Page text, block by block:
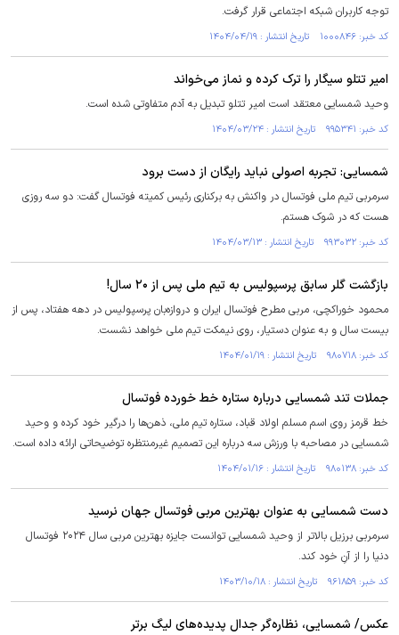
توجه کاربران شبکه اجتماعی قرار گرفت.
کد خبر: ۱۰۰۰۸۴۶ تاریخ انتشار : ۱۴۰۴/۰۴/۱۹
امیر تتلو سیگار را ترک کرده و نماز می‌خواند
وحید شمسایی معتقد است امیر تتلو تبدیل به آدم متفاوتی شده است.
کد خبر: ۹۹۵۳۴۱ تاریخ انتشار : ۱۴۰۴/۰۳/۲۴
شمسایی: تجربه اصولی نباید رایگان از دست برود
سرمربی تیم ملی فوتسال در واکنش به برکناری رئیس کمیته فوتسال گفت: دو سه روزی
هست که در شوک هستم.
کد خبر: ۹۹۳۰۳۲ تاریخ انتشار : ۱۴۰۴/۰۳/۱۳
بازگشت گلر سابق پرسپولیس به تیم ملی پس از ۲۰ سال!
محمود خوراکچی، مربی مطرح فوتسال ایران و دروازه‌بان پرسپولیس در دهه هفتاد، پس از
بیست سال و به عنوان دستیار، روی نیمکت تیم ملی خواهد نشست.
کد خبر: ۹۸۰۷۱۸ تاریخ انتشار : ۱۴۰۴/۰۱/۱۹
جملات تند شمسایی درباره ستاره خط خورده فوتسال
خط قرمز روی اسم مسلم اولاد قباد، ستاره تیم ملی، ذهن‌ها را درگیر خود کرده و وحید
شمسایی در مصاحبه با ورزش سه درباره این تصمیم غیرمنتظره توضیحاتی ارائه داده است.
کد خبر: ۹۸۰۱۳۸ تاریخ انتشار : ۱۴۰۴/۰۱/۱۶
دست شمسایی به عنوان بهترین مربی فوتسال جهان نرسید
سرمربی برزیل بالاتر از وحید شمسایی توانست جایزه بهترین مربی سال ۲۰۲۴ فوتسال
دنیا را از آنِ خود کند.
کد خبر: ۹۶۱۸۵۹ تاریخ انتشار : ۱۴۰۳/۱۰/۱۸
عکس/ شمسایی، نظاره‌گر جدال پدیده‌های لیگ برتر